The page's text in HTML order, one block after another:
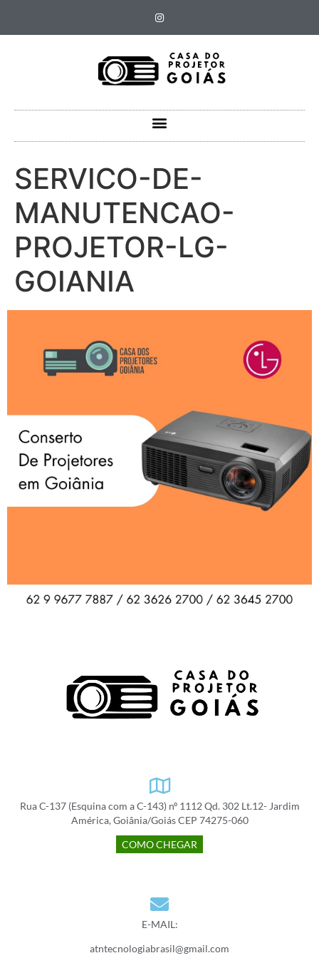
SERVICO-DE-
MANUTENCAO-
PROJETOR-LG-
GOIANIA
Rua C-137 (Esquina com a C-143) nº 1112 Qd. 302 Lt.12- Jardim
América, Goiânia/Goiás CEP 74275-060
COMO CHEGAR
E-MAIL:
atntecnologiabrasil@gmail.com